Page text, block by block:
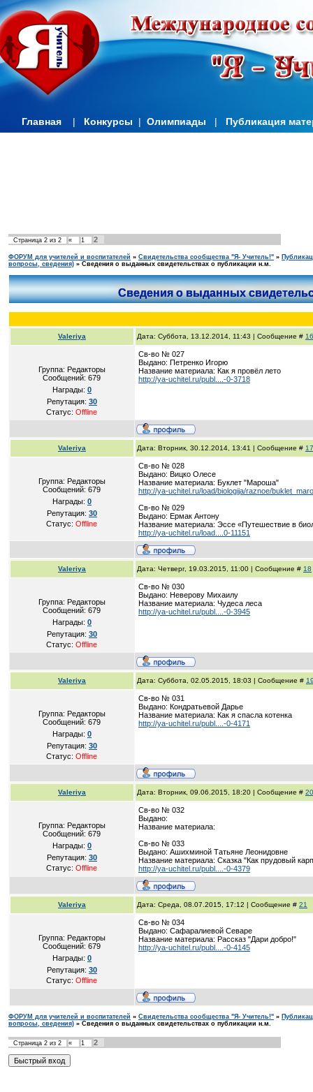
Главная | Конкурсы | Олимпиады | Публикация
Страница 2 из 2 « 1 2
ФОРУМ для учителей и воспитателей » Свидетельства сообщества "Я- Учитель!" »
вопросы, сведения) » Сведения о выданных свидетельствах о публикации н.м.
Сведения о выданных
Valeriya Дата: Суббота, 13.12.2014, 11:43 | Сообщение # 16
Группа: Редакторы
Сообщений:679
Награды: 0
Репутация: 30
Статус:Offline
Св-во № 027
Выдано: Петренко Игорю
Название материала: Как я провёл лето
http://ya-uchitel.ru/publ....-0-3718
Valeriya Дата: Вторник, 30.12.2014, 13:41 | Сообщение # 17
Группа: Редакторы
Сообщений:679
Награды: 0
Репутация: 30
Статус:Offline
Св-во № 028
Выдано: Вицко Олесе
Название материала: Буклет "Мароша"
http://ya-uchitel.ru/load/biologija/raznoe/
Св-во № 029
Выдано: Ермак Антону
Название материала: Эссе «Путешествие в
http://ya-uchitel.ru/load....0-11151
Valeriya Дата: Четверг, 19.03.2015, 11:00 | Сообщение # 18
Группа: Редакторы
Сообщений:679
Награды: 0
Репутация: 30
Статус:Offline
Св-во № 030
Выдано: Неверову Михаилу
Название материала: Чудеса леса
http://ya-uchitel.ru/publ....-0-3945
Valeriya Дата: Суббота, 02.05.2015, 18:03 | Сообщение #
Группа: Редакторы
Сообщений:679
Награды: 0
Репутация: 30
Статус:Offline
Св-во № 031
Выдано: Кондратьевой Дарье
Название материала: Как я спасла котенка
http://ya-uchitel.ru/publ....-0-4171
Valeriya Дата: Вторник, 09.06.2015, 18:20 | Сообщение # 20
Группа: Редакторы
Сообщений:679
Награды: 0
Репутация: 30
Статус:Offline
Св-во № 032
Выдано:
Название материала:
Св-во № 033
Выдано: Ашихминой Татьяне Леонидовне
Название материала: Сказка "Как прудовый
http://ya-uchitel.ru/publ....-0-4379
Valeriya Дата: Среда, 08.07.2015, 17:12 | Сообщение # 21
Группа: Редакторы
Сообщений:679
Награды: 0
Репутация: 30
Статус:Offline
Св-во № 034
Выдано: Сафаралиевой Севаре
Название материала: Рассказ "Дари добро!"
http://ya-uchitel.ru/publ....-0-4145
ФОРУМ для учителей и воспитателей » Свидетельства сообщества "Я- Учитель!" »
вопросы, сведения) » Сведения о выданных свидетельствах о публикации н.м.
Страница 2 из 2 « 1 2